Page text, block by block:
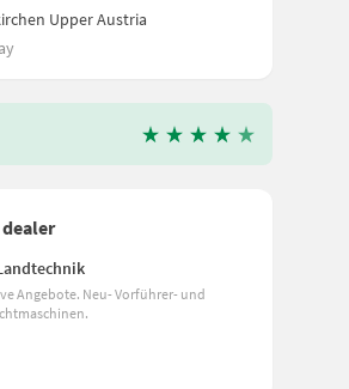
+ ISOBUS
Upper Austria
Angebote. Neu- Vorführer- und